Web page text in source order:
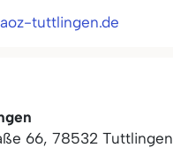
66, 78532 Tuttlingen
tuttlingen.de